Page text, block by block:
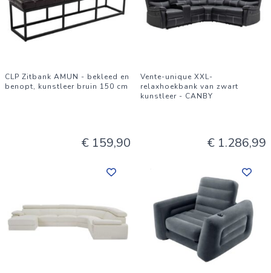
CLP Zitbank AMUN - bekleed en
benopt, kunstleer bruin 150 cm
€ 159,90
Vente-unique XXL-
relaxhoekbank van zwart
kunstleer - CANBY
€ 1.286,99